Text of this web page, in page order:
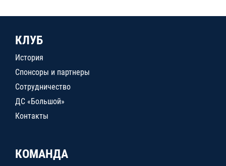
КЛУБ
История
Спонсоры и партнеры
Сотрудничество
ДС «Большой»
Контакты
КОМАНДА